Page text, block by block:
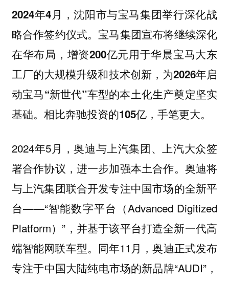
2024年4月，沈阳市与宝马集团举行深化战
略合作签约仪式。宝马集团宣布将继续深化
在华布局，增资200亿元用于华晨宝马大东
工厂的大规模升级和技术创新，为2026年启
动宝马“新世代”车型的本土化生产奠定坚实
基础。相比奔驰投资的105亿，手笔更大。
2024年5月，奥迪与上汽集团、上汽大众签
署合作协议，进一步加强本土合作。奥迪将
与上汽集团联合开发专注中国市场的全新平
台——“智能数字平台（Advanced Digitized
Platform）”，并基于该平台打造全新一代高
端智能网联车型。同年11月，奥迪正式发布
专注于中国大陆纯电市场的新品牌“AUDI”，